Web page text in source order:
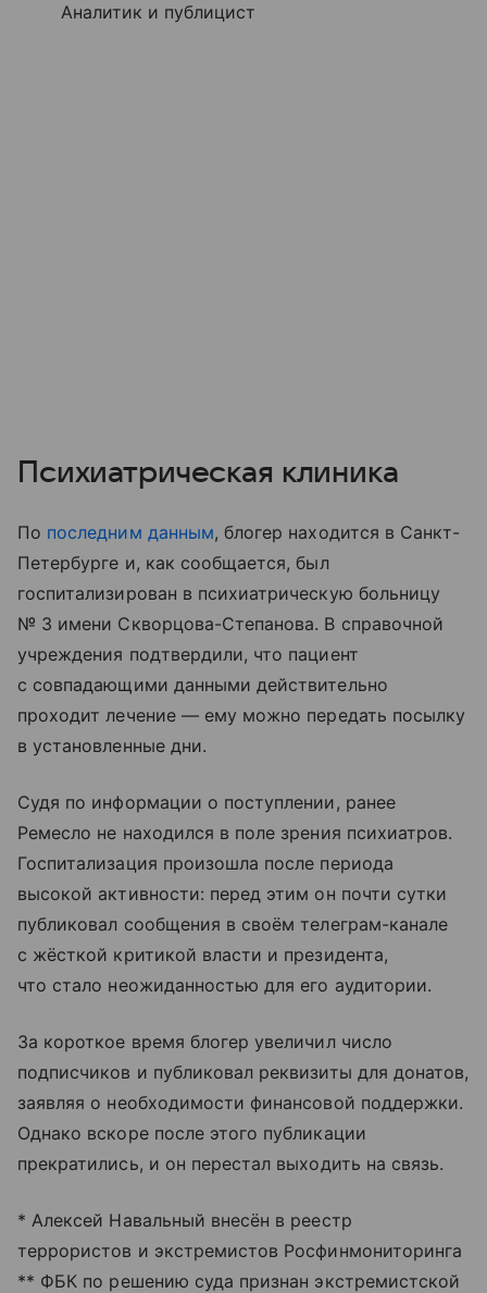
Аналитик и публицист
Психиатрическая клиника
По последним данным, блогер находится в Санкт-
Петербурге и, как сообщается, был
госпитализирован в психиатрическую больницу
№ 3 имени Скворцова-Степанова. В справочной
учреждения подтвердили, что пациент
с совпадающими данными действительно
проходит лечение — ему можно передать посылку
в установленные дни.
Судя по информации о поступлении, ранее
Ремесло не находился в поле зрения психиатров.
Госпитализация произошла после периода
высокой активности: перед этим он почти сутки
публиковал сообщения в своём телеграм-канале
с жёсткой критикой власти и президента,
что стало неожиданностью для его аудитории.
За короткое время блогер увеличил число
подписчиков и публиковал реквизиты для донатов,
заявляя о необходимости финансовой поддержки.
Однако вскоре после этого публикации
прекратились, и он перестал выходить на связь.
* Алексей Навальный внесён в реестр
террористов и экстремистов Росфинмониторинга
** ФБК по решению суда признан экстремистской